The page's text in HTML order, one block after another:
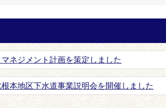
マネジメント計画を策定しました
本地区下水道事業説明会を開催しました